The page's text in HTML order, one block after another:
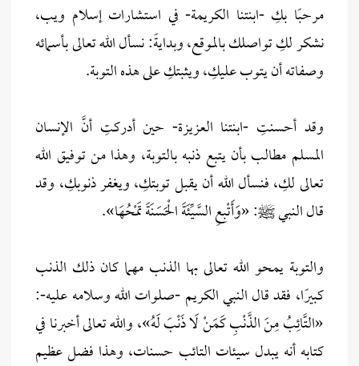
مرحبًا بكِ -ابنتنا الكريمة- في استشارات إسلام ويب،
نشكر لكِ تواصلك بالموقع، وبدايةً: نسأل الله تعالى بأسمائه
وصفاته أن يتوب عليكِ، ويثبتكِ على هذه التوبة.
وقد أحسنتِ -ابنتنا العزيزة- حين أدركتِ أنَّ الإنسان
المسلم مطالب بأن يتبع ذنبه بالتوبة، وهذا من توفيق الله
تعالى لكِ، فنسأل الله أن يقبل توبتكِ، ويغفر ذنوبكِ، وقد
قال النبي ﷺ: «وَأَتْبِعِ السَّيِّئَةَ الْحَسَنَةَ تَمْحُهَا».
والتوبة يمحو الله تعالى بها الذنب مهما كان ذلك الذنب
كبيرًا، فقد قال النبي الكريم -صلوات الله وسلامه عليه-:
«التَّائِبُ مِنَ الذَّنْبِ كَمَنْ لَا ذَنْبَ لَهُ»، والله تعالى أخبرنا في
كتابه أنه يبدل سيئات التائب حسنات، وهذا فضل عظيم